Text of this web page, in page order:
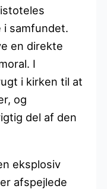
i samfundet.
en direkte
I
i kirken til at
og
del af den
eksplosiv
afspejlede